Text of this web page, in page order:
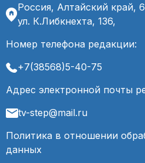
Россия, Алтайский край,
ул. К.Либкнехта, 136,
Номер телефона редакции:
+7(38568)5-40-75
Адрес электронной почты
tv-step@mail.ru
Политика в отношении
данных